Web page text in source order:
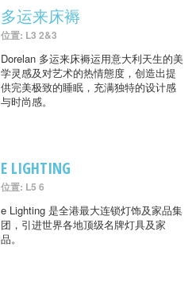
多运来床褥
位置: L3 2&3
Dorelan 多运来床褥运用意大利天生的美
学灵感及对艺术的热情態度，创造出提
供完美极致的睡眠，充满独特的设计感
与时尚感。
E LIGHTING
位置: L5 6
e Lighting 是全港最大连锁灯饰及家品集
团，引进世界各地顶级名牌灯具及家
品。